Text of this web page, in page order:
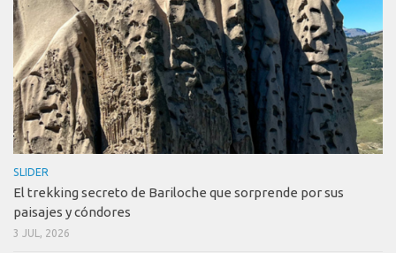
SLIDER
El trekking secreto de Bariloche que sorprende por sus
paisajes y cóndores
3 JUL, 2026